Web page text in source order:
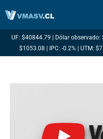
UF: $40844.79 | Dólar
$1053.08 | IPC: -0.2% | UTM: